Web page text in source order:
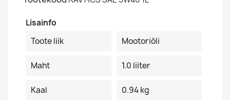
Lisainfo
Toote liik
Mootoriõli
Maht 1.0 liiter
Kaal 0.94 kg